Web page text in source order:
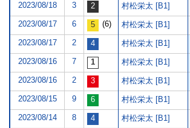
2023/08/18 3 村松栄太 [B1]
2023/08/17 6 (6) 村松栄太 [B1]
2023/08/17 2 村松栄太 [B1]
2023/08/16 7 村松栄太 [B1]
2023/08/16 2 村松栄太 [B1]
2023/08/15 9 村松栄太 [B1]
2023/08/14 8 村松栄太 [B1]